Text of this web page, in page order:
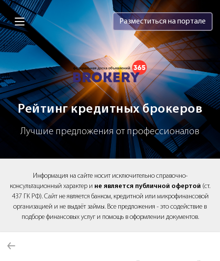
Brokery365 - Рейтинг кредитных
Разместиться на портале
Рейтинг кредитных брокеров
Лучшие предложения от профессионалов
Информация на сайте носит исключительно справочно-
консультационный характер и не является публичной офертой (ст.
437 ГК РФ). Сайт не является банком, кредитной или микрофинансовой
организацией и не выдаёт займы. Все предложения - это содействие в
подборе финансовых услуг и помощь в оформлении документов.